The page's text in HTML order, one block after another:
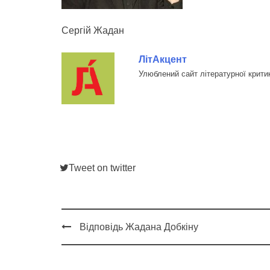
Сергій Жадан
ЛітАкцент
Улюблений сайт літературної
Tweet on twitter
Post
Відповідь Жадана Добкіну